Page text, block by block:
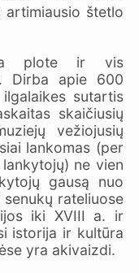
artimiausio štetlo
plote ir vis
Dirba apie 600
sutartis
skaičiusių
vežiojusių
lankomas (per
ne vien
gausą nuo
rateliuose
iki XVIII a. ir
istorija ir kultūra
yra akivaizdi.